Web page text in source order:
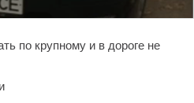
по крупному и в дороге не